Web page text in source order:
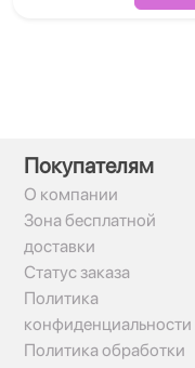
Покупателям
О компании
Зона бесплатной
доставки
Статус заказа
Политика
конфиденциальности
Политика обработки